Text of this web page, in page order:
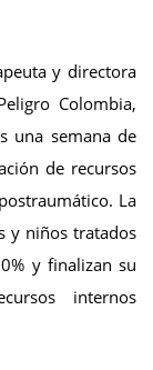
y directora
Colombia,
una semana de
de recursos
La
y niños tratados
y finalizan su
internos